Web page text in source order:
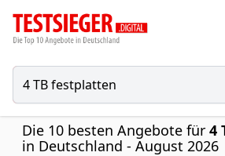
Die 10 besten Angebote für 4
in Deutschland - August 2026